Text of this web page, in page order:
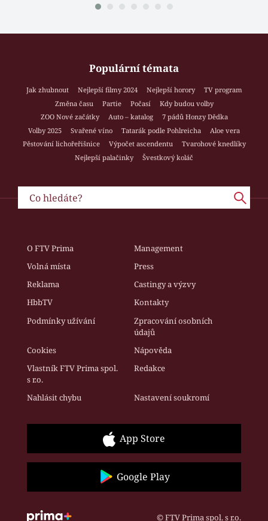
Populární témata
Jak zhubnout Nejlepší filmy 2024 Nejlepší horory
TV program
Změna času
Partie Počasí
Kdy budou volby
ZOO Nové začátky
Auto – katalog
7 pádů Honzy Dědka
Volby 2025
Svařené víno Tatarák podle Pohlreicha
Aloe vera
Pěstování lichořeřišnice
Výpočet ascendentu
Tvarohové knedlíky
Nejlepší palačinky
Švestkový koláč
O FTV Prima
Management
Volná místa
Press
Reklama
Castingy a výzvy
HbbTV
Kontakty
Podmínky užívání
Zpracování osobních
údajů
Cookies
Nápověda
Vlastník FTV Prima spol.
s r.o.
Redakce
Nahlásit chybu Nastavení soukromí
App Store
Google Play
© FTV Prima spol. s r.o.